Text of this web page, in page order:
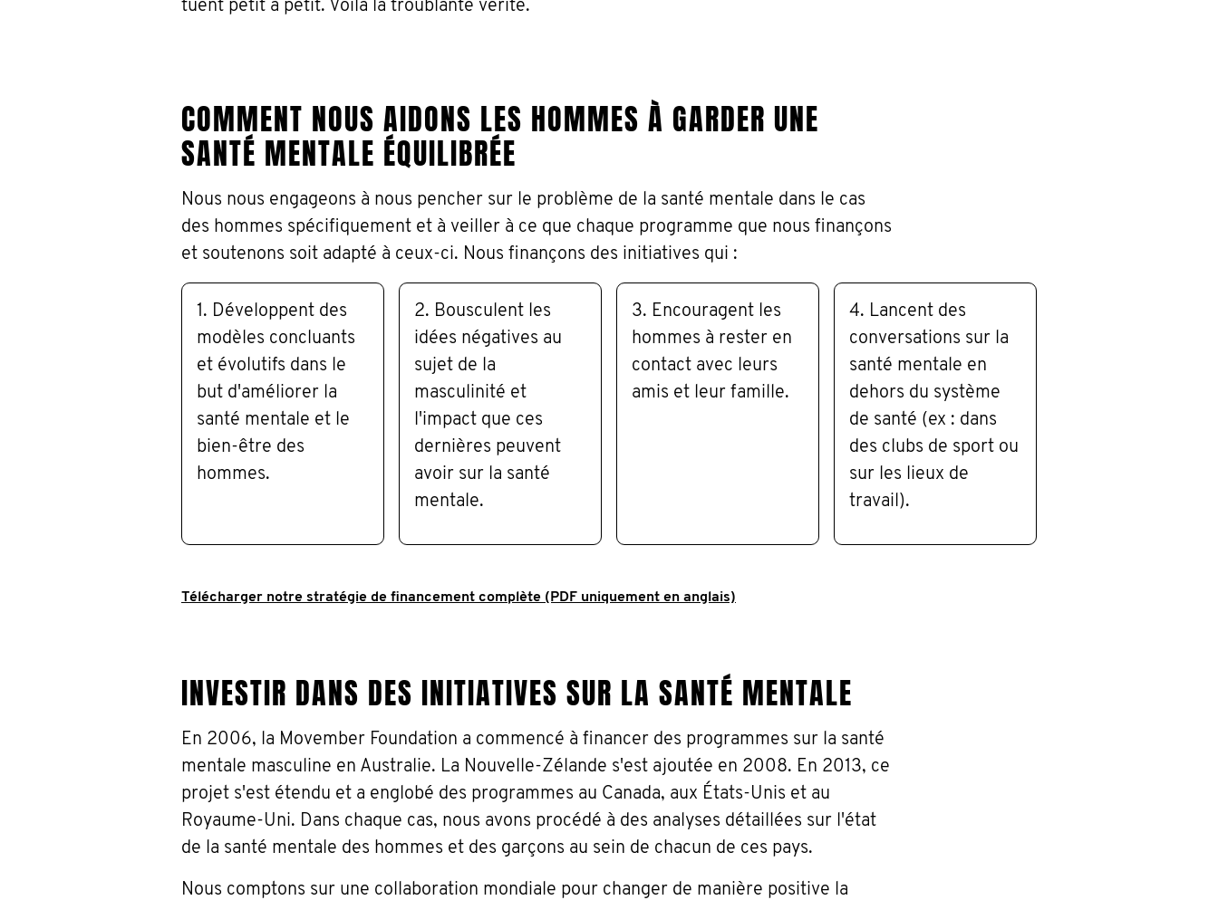
tuent petit à petit. Voilà la troublante vérité.
COMMENT NOUS AIDONS LES HOMMES À GARDER UNE
SANTÉ MENTALE ÉQUILIBRÉE
Nous nous engageons à nous pencher sur le problème de la santé mentale dans le cas
des hommes spécifiquement et à veiller à ce que chaque programme que nous finançons
et soutenons soit adapté à ceux-ci. Nous finançons des initiatives qui :
1. Développent des
modèles concluants
et évolutifs dans le
but d'améliorer la
santé mentale et le
bien-être des
hommes.
2. Bousculent les
idées négatives au
sujet de la
masculinité et
l'impact que ces
dernières peuvent
avoir sur la santé
mentale.
3. Encouragent les
hommes à rester en
contact avec leurs
amis et leur famille.
4. Lancent des
conversations sur la
santé mentale en
dehors du système
de santé (ex : dans
des clubs de sport ou
sur les lieux de
travail).
Télécharger notre stratégie de financement complète (PDF uniquement en anglais)
INVESTIR DANS DES INITIATIVES SUR LA SANTÉ MENTALE
En 2006, la Movember Foundation a commencé à financer des programmes sur la santé
mentale masculine en Australie. La Nouvelle-Zélande s'est ajoutée en 2008. En 2013, ce
projet s'est étendu et a englobé des programmes au Canada, aux États-Unis et au
Royaume-Uni. Dans chaque cas, nous avons procédé à des analyses détaillées sur l'état
de la santé mentale des hommes et des garçons au sein de chacun de ces pays.
Nous comptons sur une collaboration mondiale pour changer de manière positive la